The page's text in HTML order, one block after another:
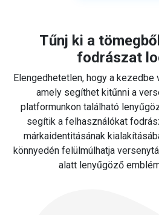
Tűnj ki a
fodrászat
Elengedhetetlen, hogy a
amely segíthet kitűnni a
platformunkon található
segítik a felhasználókat
márkaidentitásának
könnyedén felülmúlhatja
alatt lenyűgöző